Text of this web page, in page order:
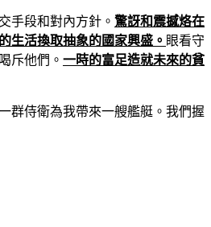
手段和對內方針。 驚訝和震撼烙在
生活換取抽象的國家興盛。 眼看守
斥他們。 一時的富足造就未來的貧
群侍衛為我帶來一艘艦艇。我們握